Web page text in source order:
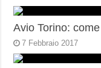
Avio Torino:
7 Febbraio 2017